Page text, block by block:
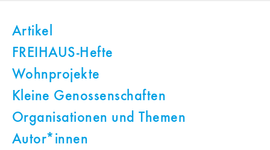
Artikel
FREIHAUS-Hefte
Wohnprojekte
Kleine Genossenschaften
Organisationen und Themen
Autor*innen